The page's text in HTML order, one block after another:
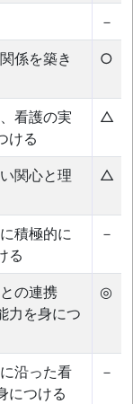
－
係を築き
○
看護の実
ける
△
関心と理
△
積極的に
る
－
の連携
力を身につ
◎
沿った看
につける
－